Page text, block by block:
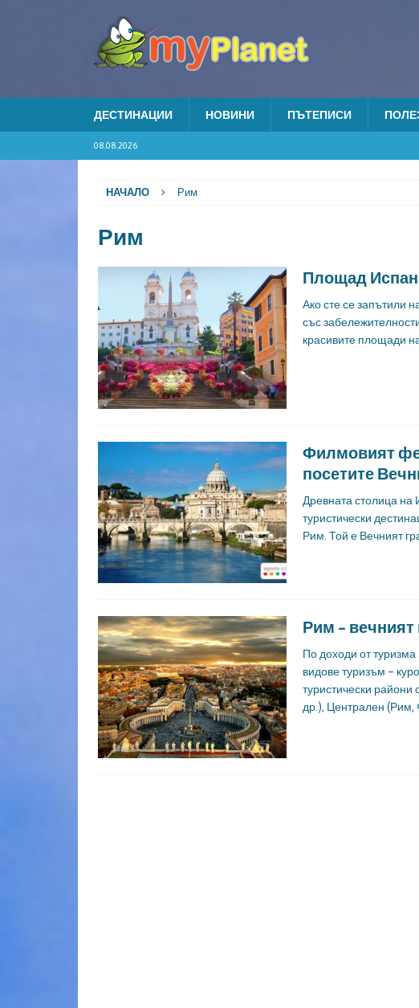
ДЕСТИНАЦИИ НОВИНИ ПЪТЕПИСИ
08.08.2026
НАЧАЛО Рим
Рим
Площад
Ако сте се запътили
със
красивите площади
Филмовият
посетите
Древната столица на
туристически
Рим. Той е Вечният
Рим – вечният
По доходи от туризма
видове туризъм –
туристически
др.), Централен (Рим,